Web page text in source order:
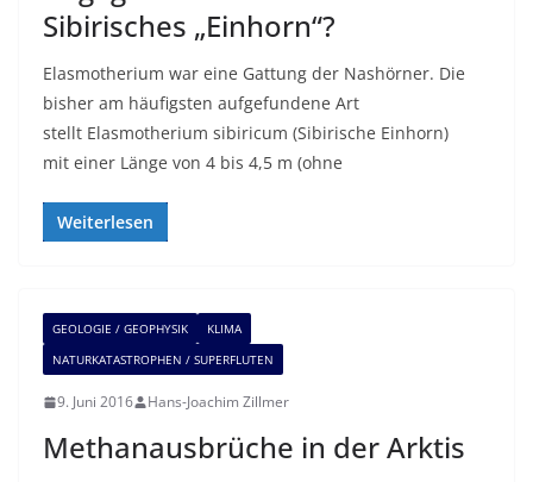
Sibirisches „Einhorn“?
Elasmotherium war eine Gattung der Nashörner. Die
bisher am häufigsten aufgefundene Art
stellt Elasmotherium sibiricum (Sibirische Einhorn)
mit einer Länge von 4 bis 4,5 m (ohne
Weiterlesen
GEOLOGIE / GEOPHYSIK
KLIMA
NATURKATASTROPHEN / SUPERFLUTEN
9. Juni 2016 Hans-Joachim Zillmer
Methanausbrüche in der Arktis